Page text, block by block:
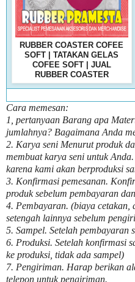
RUBBER COASTER COFEE
SOFT | TATAKAN GELAS
COFEE SOFT | JUAL
RUBBER COASTER
Cara memesan:
1, pertanyaan Barang apa
jumlahnya? Bagaimana Anda
2. Karya seni Menurut produk
membuat karya seni untuk
karena kami akan berproduksi
3. Konfirmasi pemesanan.
produk sebelum pembayaran
4. Pembayaran. (biaya cetakan,
setengah lainnya sebelum
5. Sampel. Setelah pembayaran
6. Produksi. Setelah konfirmasi
ke produksi, tidak ada sampel)
7. Pengiriman. Harap berikan
telepon untuk pengiriman.